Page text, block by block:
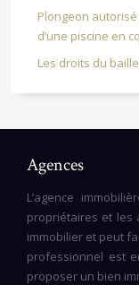
Plongeon
d’une piscine en
Les droits du
Agences
L’agence
propriétaires et les
immobilier et peut
professionnel est
proposer un bien